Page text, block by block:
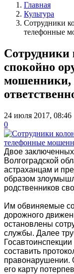
Главная
Культура
Сотрудники
телефонные
Сотрудники
спокойно
мошенники,
24 июля 2017, 08:46
0
Двое
Волгоградской
астраханцам и
образом
родственников
Им обвиняемые
дорожного
остановлены
службы. Далее
составить
правонарушении.
его карту